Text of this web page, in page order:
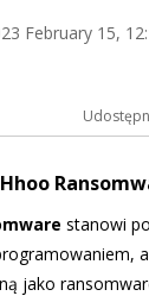
February 15,
stanowi
jako